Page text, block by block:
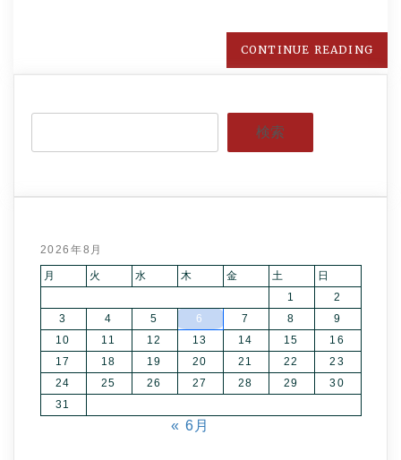
CONTINUE READING
検索
2026年8月
月 火 水 木 金 土
日
1
2
3
4 5 6 7 8
9
10
11 12 13 14 15
16
17
18 19 20 21 22
23
24
25 26 27 28 29
30
31
« 6月